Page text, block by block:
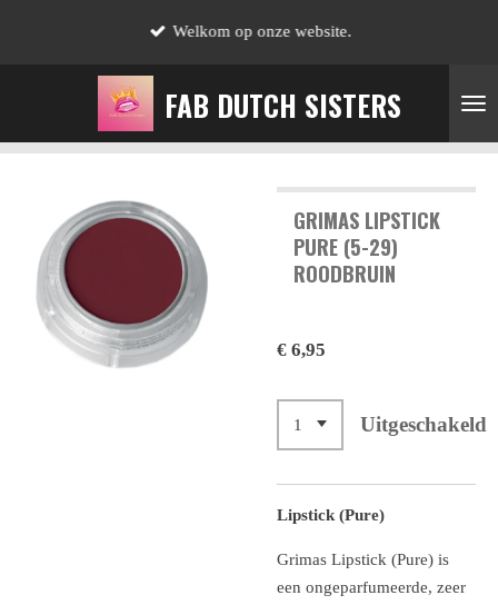
hoofdinhoud
FAB DUTCH SISTERS
Welkom op onze website.
GRIMAS LIPSTICK
PURE (5-29)
ROODBRUIN
€ 6,95
Uitgeschakeld
Lipstick (Pure)
Grimas Lipstick (Pure) is
een ongeparfumeerde, zeer